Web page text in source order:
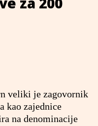
veliki je zagovornik
kao zajednice
na denominacije